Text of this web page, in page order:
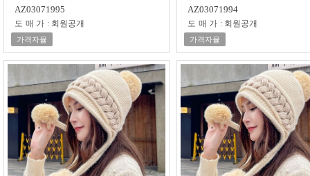
AZ03071995
도매가 : 회원공개
가격자율
AZ03071994
도매가 : 회원공개
가격자율